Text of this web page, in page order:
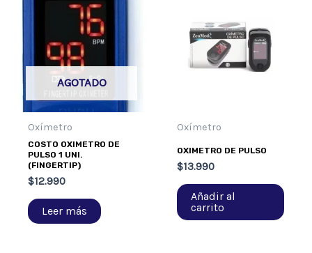
AGOTADO
Oxímetro
COSTO OXIMETRO DE
PULSO 1 UNI.
(FINGERTIP)
$12.990
Leer más
Oxímetro
OXIMETRO DE PULSO
$13.990
Añadir al
carrito